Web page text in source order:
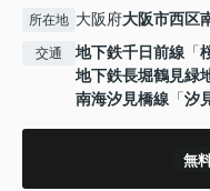
所在地 大阪府大阪市西区
交通 地下鉄千日前線 「
地下鉄長堀鶴見緑
南海汐見橋線 「汐
無